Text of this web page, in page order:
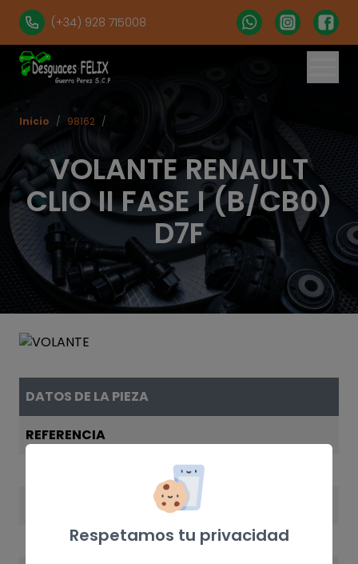
(+34) 928 715008
VOLANTE RENAULT
CLIO II FASE I (B/CB0)
D7F
Inicio / 98162 /
DATOS DE LA PIEZA
REFERENCIA
Respetamos tu privacidad